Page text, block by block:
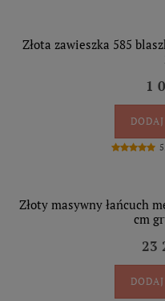
Złota zawieszka 585
1
Złoty masywny łańcuch
cm
23